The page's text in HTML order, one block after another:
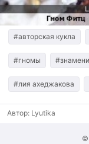
Для публикации
Поиск
#авторская кукла
#гномы
#лия ахеджакова
Автор: Lyutika
©